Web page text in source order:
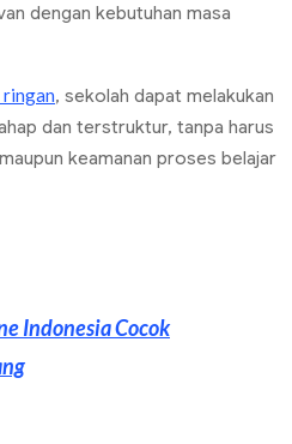
dengan kebutuhan masa
ringan, sekolah dapat melakukan
dan terstruktur, tanpa harus
keamanan proses belajar
Indonesia Cocok